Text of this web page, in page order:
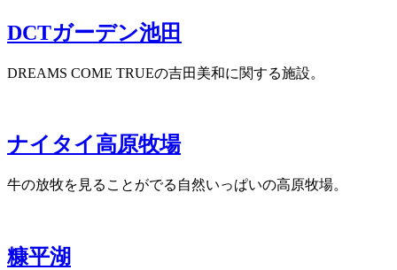
DCTガーデン池田
DREAMS COME TRUEの吉田美和に関する施設。
ナイタイ高原牧場
牛の放牧を見ることがでる自然いっぱいの高原牧場。
糠平湖